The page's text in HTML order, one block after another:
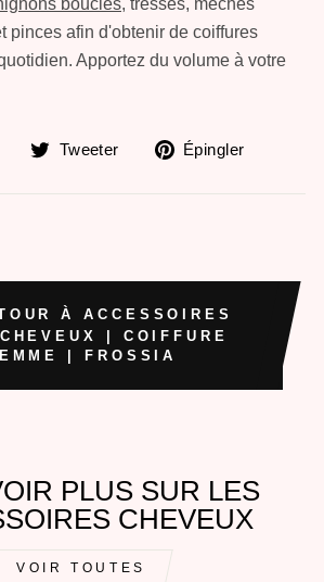
PartagerTweeter
TweeterÉpingler
À ACCESSOIRES
| COIFFURE
| FROSSIA
PLUS SUR LES
CHEVEUX
VOIR TOUTES